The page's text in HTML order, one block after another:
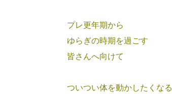
プレ更年期から
ゆらぎの時期を過ごす
皆さんへ向けて
ついつい体を動かしたくなる